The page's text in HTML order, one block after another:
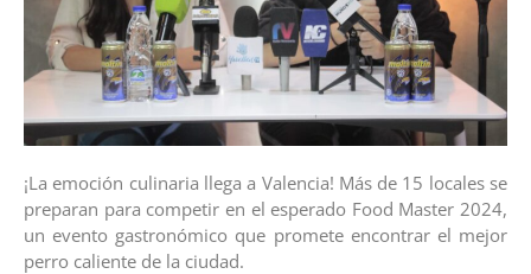
¡La emoción culinaria llega a Valencia! Más de 15 locales se
preparan para competir en el esperado Food Master 2024,
un evento gastronómico que promete encontrar el mejor
perro caliente de la ciudad.